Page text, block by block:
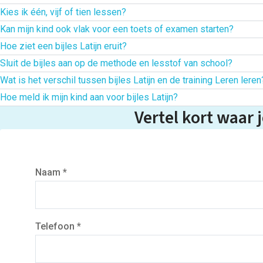
Kies ik één, vijf of tien lessen?
Eén les past bij een proefles, een duidelijke
betere aanpak nodig heeft. Tien lessen passen
twijfel adviseren we je graag. Neem daarvoor
Kan mijn kind ook vlak voor een toets of examen starten?
Ja,zolang er plek beschikbaar is. We richten de
eerder te beginnen, zodat er voldoende tijd is voor
Hoe ziet een bijles Latijn eruit?
We sluiten aan bij de hoofdstukken, het huiswerk
vertalingen duidelijk uit en oefent onder andere
Sluit de bijles aan op de methode en lesstof van school?
Ja. Je kind kan het lesboek Latijn, de planning,
die op school wordt behandeld en aan de
Wat is het verschil tussen bijles Latijn en de training Leren
Tijdens de bijles staat de inhoud van Latijn
vakken moeite met plannen, motivatie of leren
Hoe meld ik mijn kind aan voor bijles Latijn?
Je kunt direct een losse les of een pakket van vijf
Vertel kort waar
Naam *
Telefoon *